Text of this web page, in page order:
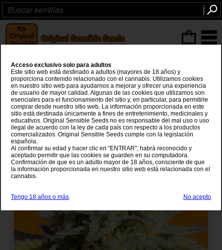
GG 4 Original Glue
Chems Sisterx Sour Dubb x Chocolate Diesel
Acceso exclusivo solo para adultos
Este sitio web está destinado a adultos (mayores de 18 años) y
proporciona contenido relacionado con el cannabis. Utilizamos cookies
en nuestro sitio web para ayudarnos a mejorar y ofrecer una experiencia
de usuario de mayor calidad. Algunas de las cookies que utilizamos son
esenciales para el funcionamiento del sitio y, en particular, para permitirle
comprar desde nuestro sitio web. La información proporcionada en este
sitio está destinada únicamente a fines de entretenimiento, medicinales y
educativos. Original Sensible Seeds no es responsable del mal uso o uso
ilegal de acuerdo con la ley de cada país con respecto a los productos
comercializados. Original Sensible Seeds cumple con la legislación
española.
Al confirmar su edad y hacer clic en "ENTRAR", habrá reconocido y
aceptado permitir que las cookies se guarden en su computadora.
Confirmación de que es un adulto mayor de 18 años, consciente de que
la información proporcionada en nuestro sitio web está relacionada con el
cannabis.
Tengo 18 años o más No acepto